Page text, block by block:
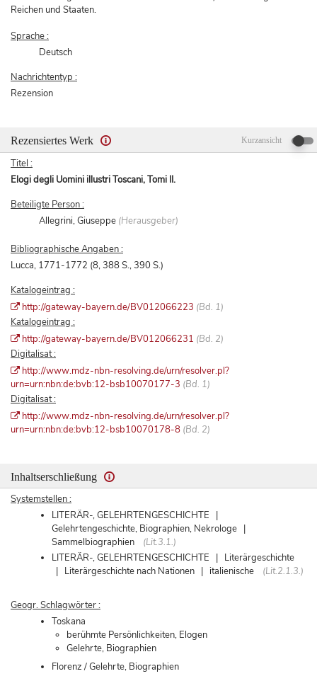
Reichen und Staaten.
Sprache :
Deutsch
Nachrichtentyp :
Rezension
Rezensiertes Werk Kurzansicht
Titel :
Elogi degli Uomini illustri Toscani, Tomi II.
Beteiligte Person :
Allegrini, Giuseppe (Herausgeber)
Bibliographische Angaben :
Lucca, 1771-1772 (8, 388 S., 390 S.)
Katalogeintrag :
http://gateway-bayern.de/BV012066223 (Bd. 1)
Katalogeintrag :
http://gateway-bayern.de/BV012066231 (Bd. 2)
Digitalisat :
http://www.mdz-nbn-resolving.de/urn/resolver.pl?
urn=urn:nbn:de:bvb:12-bsb10070177-3 (Bd. 1)
Digitalisat :
http://www.mdz-nbn-resolving.de/urn/resolver.pl?
urn=urn:nbn:de:bvb:12-bsb10070178-8 (Bd. 2)
Inhaltserschließung
Systemstellen :
LITERÄR-, GELEHRTENGESCHICHTE |
Gelehrtengeschichte, Biographien, Nekrologe |
Sammelbiographien
(Lit.3.1.)
LITERÄR-, GELEHRTENGESCHICHTE | Literärgeschichte
| Literärgeschichte nach Nationen | italienische
(Lit.2.1.3.)
Geogr. Schlagwörter :
Toskana
berühmte Persönlichkeiten, Elogen
Gelehrte, Biographien
Florenz / Gelehrte, Biographien